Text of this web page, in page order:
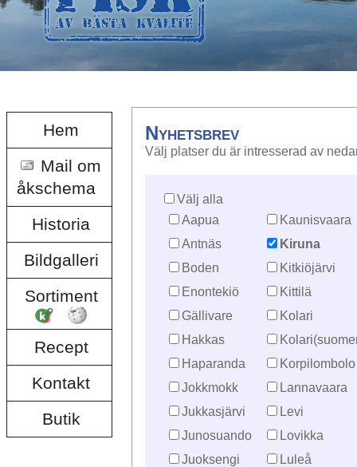
Hem
Mail om
åkschema
Historia
Bildgalleri
Sortiment
Recept
Kontakt
Butik
Nyhetsbrev
Välj platser du är intresserad av
Välj alla
Aapua
Kaunisvaara
Antnäs
Kiruna
Boden
Kitkiöjärvi
Enontekiö
Kittilä
Gällivare
Kolari
Hakkas
Haparanda
Korpilombolo
Jokkmokk
Lannavaara
Jukkasjärvi
Levi
Junosuando
Lovikka
Juoksengi
Luleå